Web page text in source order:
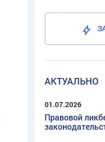
АКТУАЛЬНО
01.07.2026
Правовой